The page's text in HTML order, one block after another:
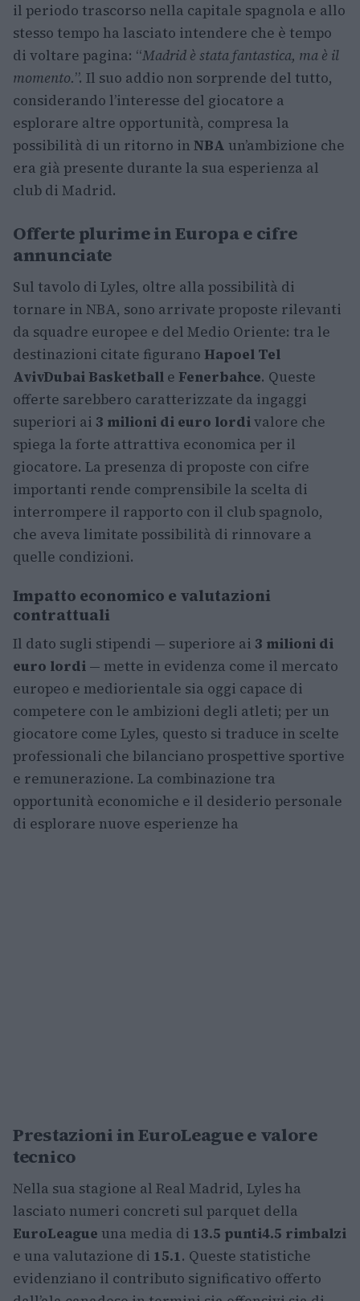
il periodo trascorso nella capitale spagnola e allo
stesso tempo ha lasciato intendere che è tempo
di voltare pagina: “Madrid è stata fantastica, ma è il
momento.”. Il suo addio non sorprende del tutto,
considerando l’interesse del giocatore a
esplorare altre opportunità, compresa la
possibilità di un ritorno in NBA un’ambizione che
era già presente durante la sua esperienza al
club di Madrid.
Offerte plurime in Europa e cifre
annunciate
Sul tavolo di Lyles, oltre alla possibilità di
tornare in NBA, sono arrivate proposte rilevanti
da squadre europee e del Medio Oriente: tra le
destinazioni citate figurano Hapoel Tel
AvivDubai Basketball e Fenerbahce. Queste
offerte sarebbero caratterizzate da ingaggi
superiori ai 3 milioni di euro lordivalore che
spiega la forte attrattiva economica per il
giocatore. La presenza di proposte con cifre
importanti rende comprensibile la scelta di
interrompere il rapporto con il club spagnolo,
che aveva limitate possibilità di rinnovare a
quelle condizioni.
Impatto economico e valutazioni
contrattuali
Il dato sugli stipendi — superiore ai 3 milioni di
euro lordi — mette in evidenza come il mercato
europeo e mediorientale sia oggi capace di
competere con le ambizioni degli atleti; per un
giocatore come Lyles, questo si traduce in scelte
professionali che bilanciano prospettive sportive
e remunerazione. La combinazione tra
opportunità economiche e il desiderio personale
di esplorare nuove esperienze ha
Prestazioni in EuroLeague e valore
tecnico
Nella sua stagione al Real Madrid, Lyles ha
lasciato numeri concreti sul parquet della
EuroLeague una media di 13.5 punti4.5 rimbalzi
e una valutazione di 15.1. Queste statistiche
evidenziano il contributo significativo offerto